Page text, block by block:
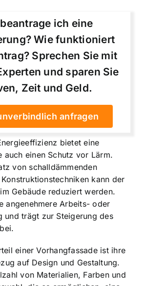
ich eine
Wie funktioniert
Sprechen Sie mit
und sparen Sie
Zeit und Geld.
anfragen
bietet eine
auch einen Schutz vor Lärm.
von schalldämmenden
kann der
Gebäude reduziert werden.
angenehmere Arbeits- oder
und trägt zur Steigerung des
einer Vorhangfassade ist ihre
auf Design und Gestaltung.
von Materialien, Farben und